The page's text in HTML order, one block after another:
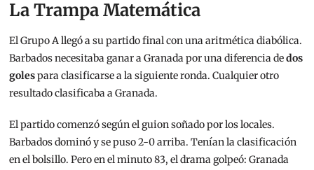
La Trampa Matemática
El Grupo A llegó a su partido final con una aritmética diabólica.
Barbados necesitaba ganar a Granada por una diferencia dedos
golespara clasificarse a la siguiente ronda. Cualquier otro
resultado clasificaba a Granada.
El partido comenzó según el guion soñado por los locales.
Barbados dominó y se puso 2-0 arriba. Tenían la clasificación
en el bolsillo. Pero en el minuto 83, el drama golpeó: Granada